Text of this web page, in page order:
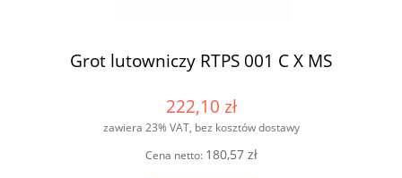
Grot lutowniczy RTPS 001 C X MS
222,10 zł
zawiera 23% VAT, bez kosztów dostawy
Cena netto: 180,57 zł